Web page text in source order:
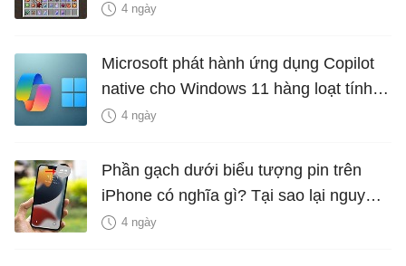
4 ngày
Microsoft phát hành ứng dụng Copilot
native cho Windows 11 hàng loạt tính
năng mới Hữu Ích
4 ngày
Phần gạch dưới biểu tượng pin trên
iPhone có nghĩa gì? Tại sao lại nguy
hiểm?
4 ngày